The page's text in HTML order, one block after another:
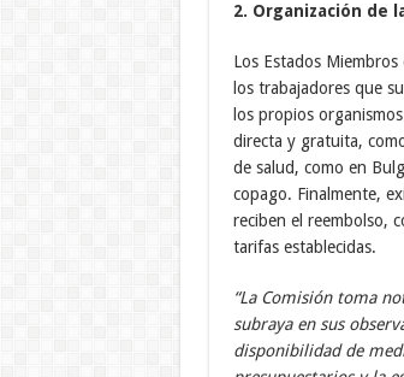
2. Organización de
Los Estados
los trabajadores que
los propios
directa y gratuita,
de salud, como en
copago. Finalmente,
reciben el reembolso,
tarifas establecidas.
“La Comisión toma
subraya en sus
disponibilidad de